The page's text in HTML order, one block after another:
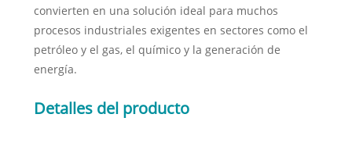
convierten en una solución ideal para muchos
procesos industriales exigentes en sectores como el
petróleo y el gas, el químico y la generación de
energía.
Detalles del producto